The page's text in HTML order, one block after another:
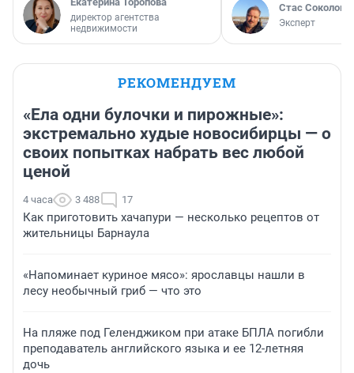
директор агентства
недвижимости
Стас Соколов
Эксперт
РЕКОМЕНДУЕМ
«Ела одни булочки и пирожные»:
экстремально худые новосибирцы — о
своих попытках набрать вес любой
ценой
4 часа 3 488 17
Как приготовить хачапури — несколько рецептов от
жительницы Барнаула
«Напоминает куриное мясо»: ярославцы нашли в
лесу необычный гриб — что это
На пляже под Геленджиком при атаке БПЛА погибли
преподаватель английского языка и ее 12-летняя
дочь